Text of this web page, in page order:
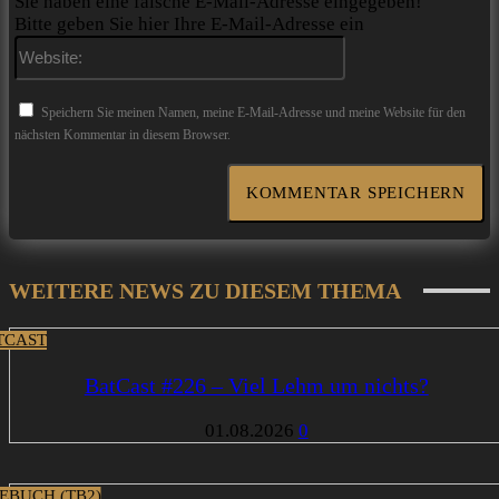
Bitte geben Sie hier Ihre E-Mail-Adresse ein
Website:
Speichern Sie meinen Namen, meine E-Mail-Adresse und meine Website für den
nächsten Kommentar in diesem Browser.
WEITERE NEWS ZU DIESEM THEMA
BatCast #226 – Viel Lehm um nichts?
01.08.2026 0